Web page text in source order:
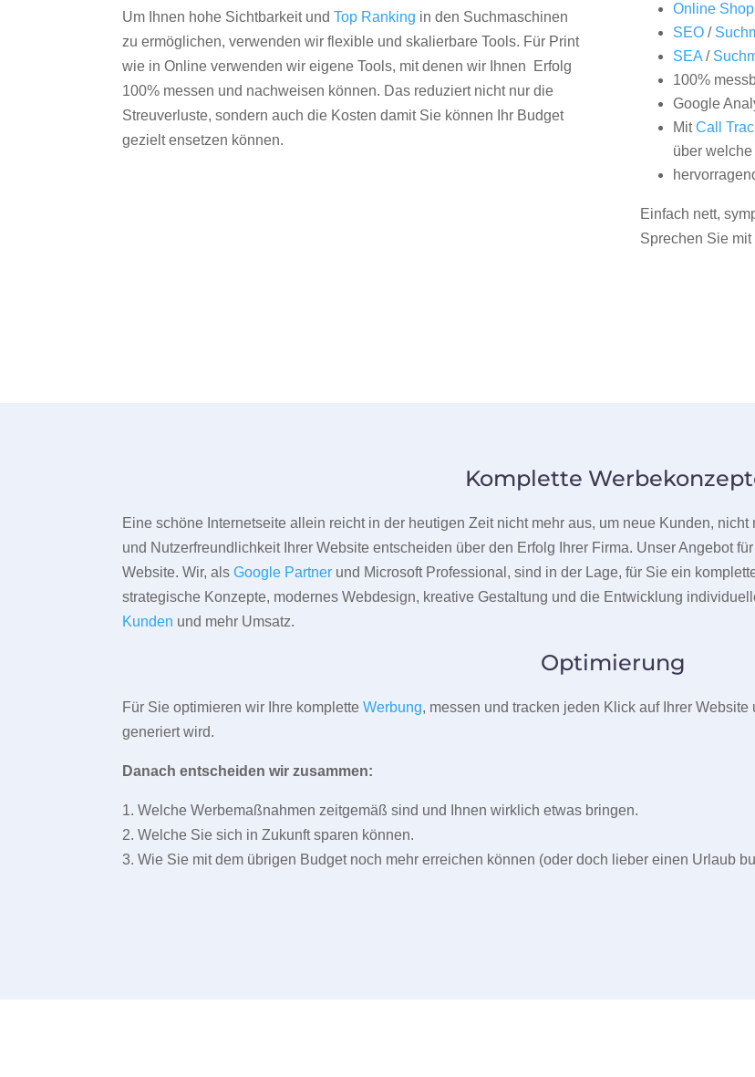
Um Ihnen hohe Sichtbarkeit undTop Ranking in den Suchmaschinen
zu ermöglichen, verwenden wir flexible und skalierbare Tools. Für Print
wie in Online verwenden wir eigene Tools, mit denen wir Ihnen Erfolg
100% messen und nachweisen können. Das reduziert nicht nur die
Streuverluste, sondern auch die Kosten damit Sie können Ihr Budget
gezielt ensetzen können.
Online Shop
SEO/
SEA/
100%
Google
MitCall
über
Einfach nett,
Sprechen Sie mit
Komplette
Eine schöne Internetseite allein reicht in der heutigen Zeit nicht mehr aus, um neue Kunden, nicht
und Nutzerfreundlichkeit Ihrer Website entscheiden über den Erfolg Ihrer Firma. Unser Angebot
Website. Wir, alsGoogle Partner und Microsoft Professional, sind in der Lage, für Sie ein
strategische Konzepte, modernes Webdesign, kreative Gestaltung und die Entwicklung
Kunden und mehr Umsatz.
Optimierung
Für Sie optimieren wir Ihre kompletteWerbung, messen und tracken jeden Klick auf Ihrer
generiert wird.
Danach entscheiden wir zusammen:
1. Welche Werbemaßnahmen zeitgemäß sind und Ihnen wirklich etwas bringen.
2. Welche Sie sich in Zukunft sparen können.
3. Wie Sie mit dem übrigen Budget noch mehr erreichen können (oder doch lieber einen Urlaub